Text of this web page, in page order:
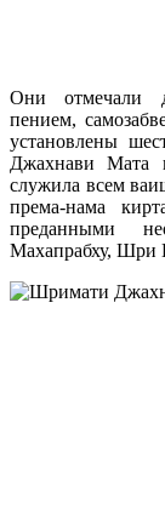
Они отмечали
пением,
установлены
Джахнави Мата
служила всем
према-нама
преданными
Махапрабху, Шри